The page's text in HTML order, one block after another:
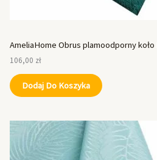
AmeliaHome Obrus plamoodporny
106,00 zł
Dodaj Do Koszyka